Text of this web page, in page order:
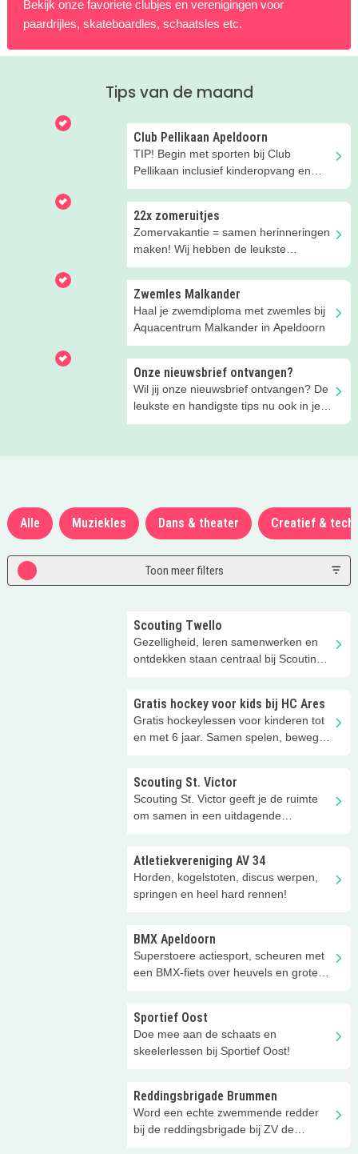
Bekijk onze favoriete clubjes en verenigingen voor
paardrijles, skateboardles, schaatsles etc.
Tips van de maand
Club Pellikaan Apeldoorn
TIP! Begin met sporten bij Club
Pellikaan inclusief kinderopvang en
kidssporten
22x zomeruitjes
Zomervakantie = samen herinneringen
maken! Wij hebben de leukste
zomeruitjes voor je verzameld.
Zwemles Malkander
Haal je zwemdiploma met zwemles bij
Aquacentrum Malkander in Apeldoorn
Onze nieuwsbrief ontvangen?
Wil jij onze nieuwsbrief ontvangen? De
leukste en handigste tips nu ook in je
mailbox!
Alle Muziekles Dans & theater Creatief &
Toon meer filters
Scouting Twello
Gezelligheid, leren samenwerken en
ontdekken staan centraal bij Scouting
Gratis hockey voor kids bij HC Ares
Gratis hockeylessen voor kinderen tot
en met 6 jaar. Samen spelen, bewegen
Scouting St. Victor
Scouting St. Victor geeft je de ruimte
om samen in een uitdagende
Atletiekvereniging AV 34
Horden, kogelstoten, discus werpen,
springen en heel hard rennen!
BMX Apeldoorn
Superstoere actiesport, scheuren met
een BMX-fiets over heuvels en grote
Sportief Oost
Doe mee aan de schaats en
skeelerlessen bij Sportief Oost!
Reddingsbrigade Brummen
Word een echte zwemmende redder
bij de reddingsbrigade bij ZV de